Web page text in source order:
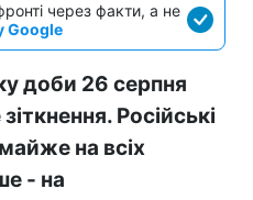
через факти, а не
Google
доби 26 серпня
Російські
на всіх
- на